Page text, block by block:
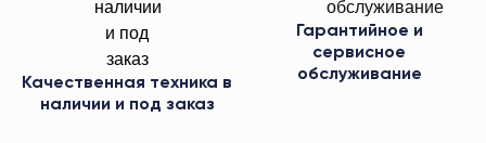
Качественная техника в
наличии и под заказ
Гарантийное и
сервисное
обслуживание